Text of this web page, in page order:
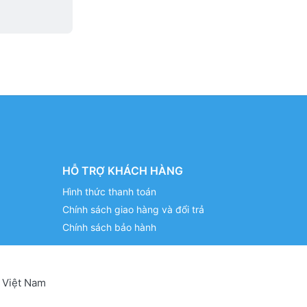
HỖ TRỢ KHÁCH HÀNG
Hình thức thanh toán
Chính sách giao hàng và đổi trả
Chính sách bảo hành
Nam